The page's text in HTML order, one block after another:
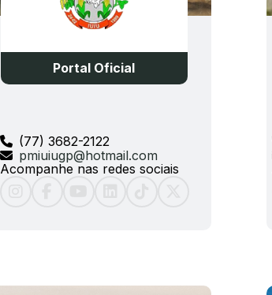
(77) 3682-2122
pmiuiugp@hotmail.com
Acompanhe nas redes sociais
Portal Oficial